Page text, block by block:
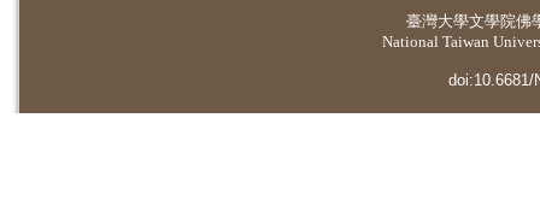
臺灣大學文學院佛
National Taiwan
doi:10.6681/